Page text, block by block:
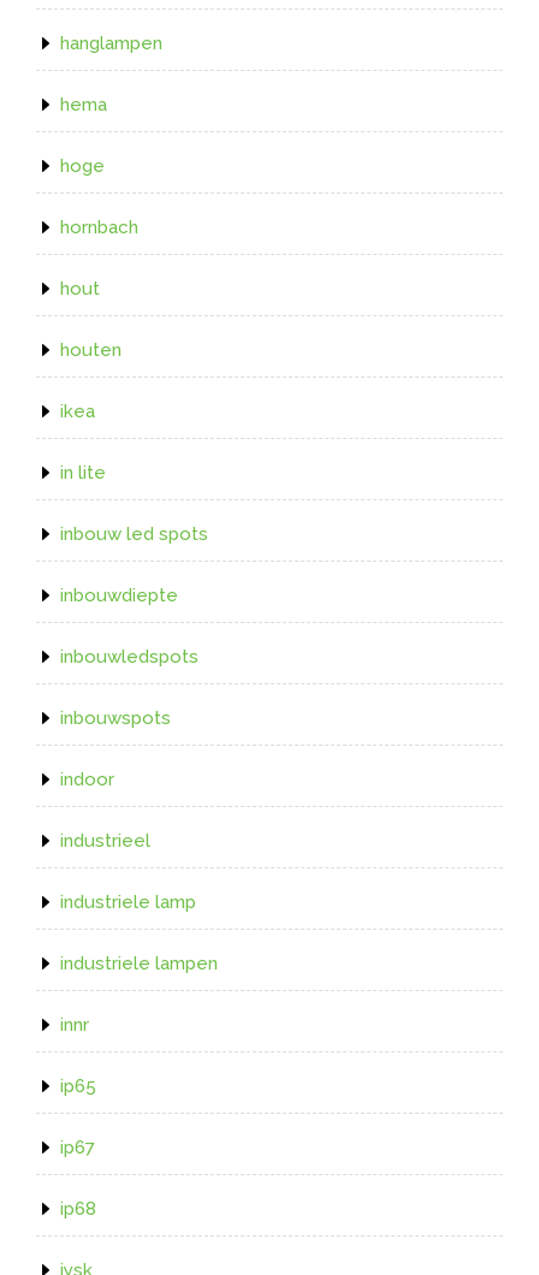
hanglampen
hema
hoge
hornbach
hout
houten
ikea
in lite
inbouw led spots
inbouwdiepte
inbouwledspots
inbouwspots
indoor
industrieel
industriele lamp
industriele lampen
innr
ip65
ip67
ip68
jysk